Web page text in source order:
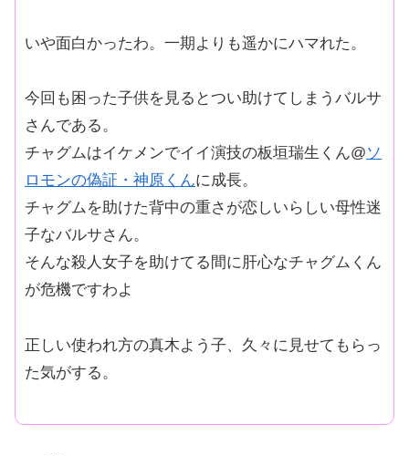
いや面白かったわ。一期よりも遥かにハマれた。
今回も困った子供を見るとつい助けてしまうバルサ
さんである。
チャグムはイケメンでイイ演技の板垣瑞生くん@ソ
ロモンの偽証・神原くんに成長。
チャグムを助けた背中の重さが恋しいらしい母性迷
子なバルサさん。
そんな殺人女子を助けてる間に肝心なチャグムくん
が危機ですわよ
正しい使われ方の真木よう子、久々に見せてもらっ
た気がする。